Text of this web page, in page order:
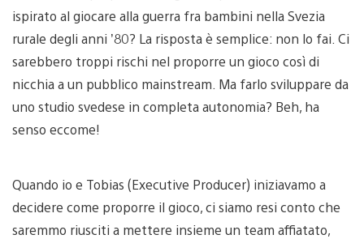
ispirato al giocare alla guerra fra bambini nella Svezia
rurale degli anni ’80? La risposta è semplice: non lo fai. Ci
sarebbero troppi rischi nel proporre un gioco così di
nicchia a un pubblico mainstream. Ma farlo sviluppare da
uno studio svedese in completa autonomia? Beh, ha
senso eccome!
Quando io e Tobias (Executive Producer) iniziavamo a
decidere come proporre il gioco, ci siamo resi conto che
saremmo riusciti a mettere insieme un team affiatato,